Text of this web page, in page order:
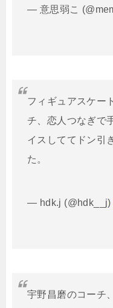
— 意思弱こ
フィギュアスケー
チ、恋人つなぎで
イスしててドン引
た。
— hdk.j (@hdk__j)
宇野昌磨のコーチ